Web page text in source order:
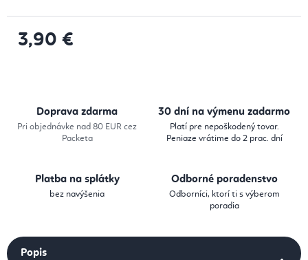
3,90 €
Doprava zdarma
Pri objednávke nad 80 EUR cez
Packeta
30 dní na výmenu zadarmo
Platí pre nepoškodený tovar.
Peniaze vrátime do 2 prac. dní
Platba na splátky
bez navýšenia
Odborné poradenstvo
Odborníci, ktorí ti s výberom
poradia
Popis